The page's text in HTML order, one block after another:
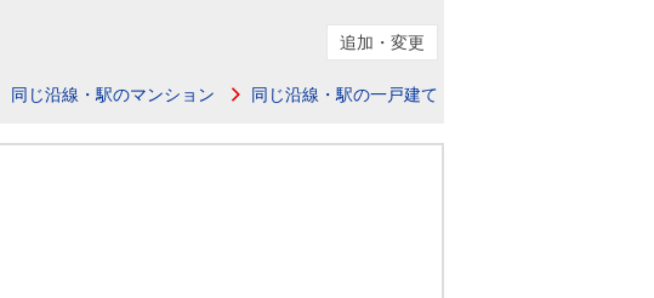
おすすめ物件から探す
追加・変更
同じ沿線・駅のマンション 同じ沿線・駅の一戸建て